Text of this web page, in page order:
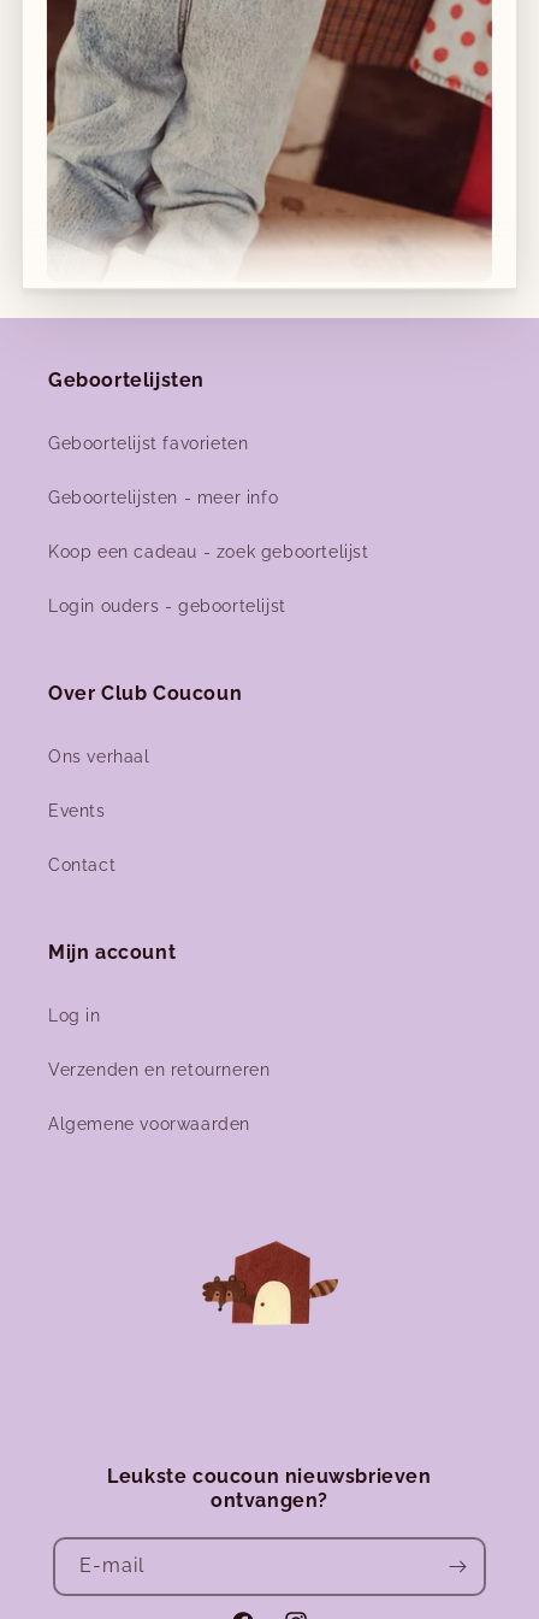
Winkelgegevens bekijken
Afhalen in winkel mogelijk
14 dagen retourrecht
Gratis verzending vanaf €120 in België
Geboortelijsten
Geboortelijst favorieten
Geboortelijsten - meer info
Koop een cadeau - zoek geboortelijst
Login ouders - geboortelijst
Over Club Coucoun
Ons verhaal
Events
Contact
Mijn account
Log in
Verzenden en retourneren
Algemene voorwaarden
Leukste coucoun nieuwsbrieven
ontvangen?
E‑mail
Nieuwe herfst-winter collecties in ons clubje &